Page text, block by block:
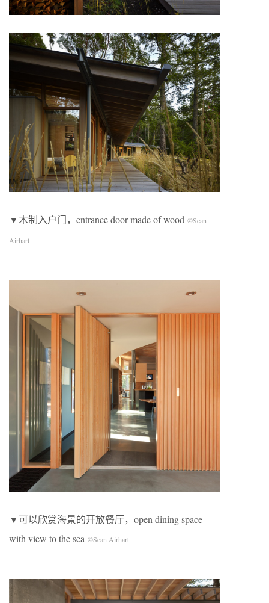
▼木制入户门，entrance door made of wood ©Sean
Airhart
▼可以欣赏海景的开放餐厅，open dining space
with view to the sea ©Sean Airhart